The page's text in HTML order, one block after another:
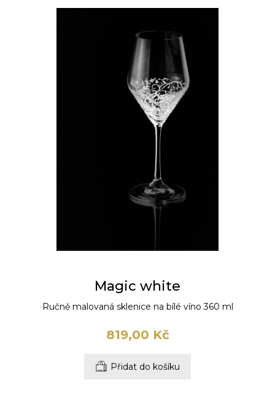
Magic white
Ručně malovaná sklenice na bílé víno 360 ml
819,00 Kč
Přidat do košíku